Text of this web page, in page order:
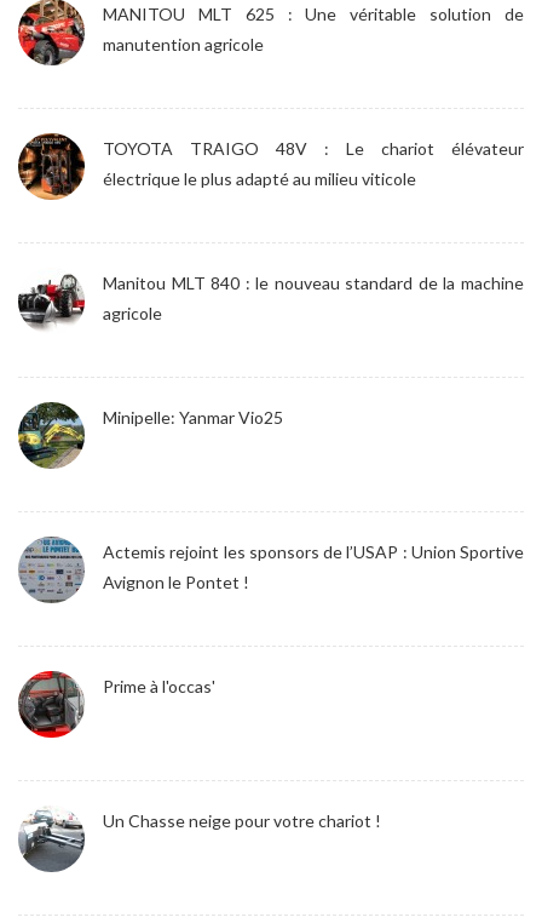
MANITOU MLT 625 : Une véritable solution de
manutention agricole
TOYOTA TRAIGO 48V : Le chariot élévateur
électrique le plus adapté au milieu viticole
Manitou MLT 840 : le nouveau standard de la machine
agricole
Minipelle: Yanmar Vio25
Actemis rejoint les sponsors de l’USAP : Union Sportive
Avignon le Pontet !
Prime à l'occas'
Un Chasse neige pour votre chariot !